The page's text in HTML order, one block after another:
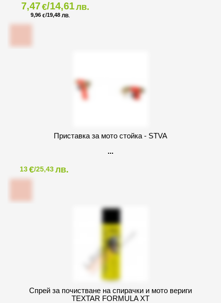
7,47€/14,61лв.
9,96 €/19,48 ЛВ.
Приставка за мото стойка - STVA
13€/25,43лв.
Спрей за почистване на спирачки и мото вериги
TEXTAR FORMULA XT